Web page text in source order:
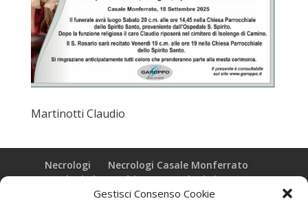
Gestisci Consenso Cookie
Martinotti Claudio
Necrologi
Necrologi Casale Monferrato
Necrologi Alessandria
Necrologi Piemonte